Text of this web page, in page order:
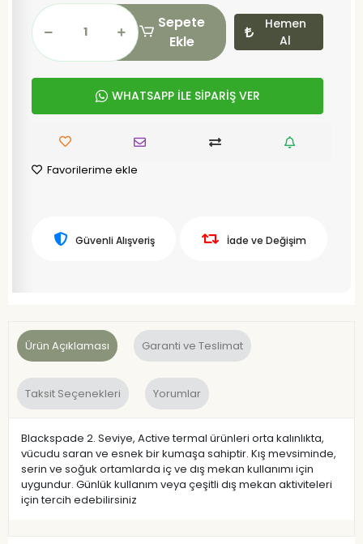
Sepete
Ekle
Hemen
Al
WHATSAPP İLE SİPARİŞ VER
Favorilerime ekle
Güvenli Alışveriş İade ve Değişim
Ürün Açıklaması Garanti ve Teslimat
Taksit Seçenekleri Yorumlar
Blackspade 2. Seviye, Active termal ürünleri orta kalınlıkta,
vücudu saran ve esnek bir kumaşa sahiptir. Kış mevsiminde,
serin ve soğuk ortamlarda iç ve dış mekan kullanımı için
uygundur. Günlük kullanım veya çeşitli dış mekan aktiviteleri
için tercih edebilirsiniz